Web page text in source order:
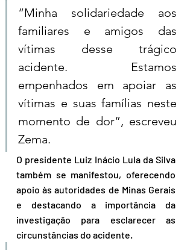
“Minha solidariedade aos
familiares e amigos das
vítimas desse trágico
acidente. Estamos
empenhados em apoiar as
vítimas e suas famílias neste
momento de dor”, escreveu
Zema.
O presidente Luiz Inácio Lula da Silva
também se manifestou, oferecendo
apoio às autoridades de Minas Gerais
e destacando a importância da
investigação para esclarecer as
circunstâncias do acidente.